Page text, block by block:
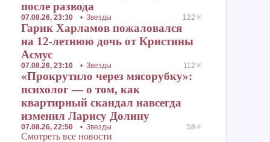
после развода
07.08.26, 23:30 • Звезды 122
Гарик Харламов пожаловался
на 12-летнюю дочь от Кристины
Асмус
07.08.26, 23:10 • Звезды 112
«Прокрутило через мясорубку»:
психолог — о том, как
квартирный скандал навсегда
изменил Ларису Долину
07.08.26, 22:50 • Звезды 58
Смотреть все новости